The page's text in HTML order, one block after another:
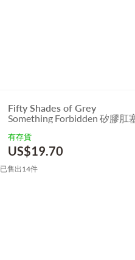
Fifty Shades of Grey
Something Forbidden 矽膠肛
有存貨
US$19.70
已售出14件